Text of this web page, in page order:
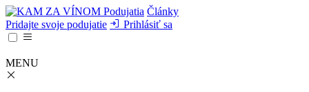
Podujatia Články
Pridajte svoje podujatie
Prihlásiť sa
MENU